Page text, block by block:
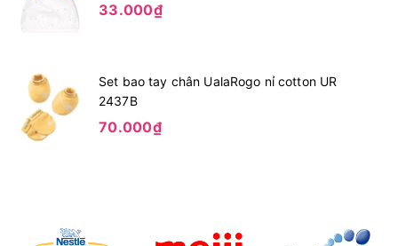
33.000₫
Set bao tay chân UalaRogo nỉ cotton UR
2437B
70.000₫